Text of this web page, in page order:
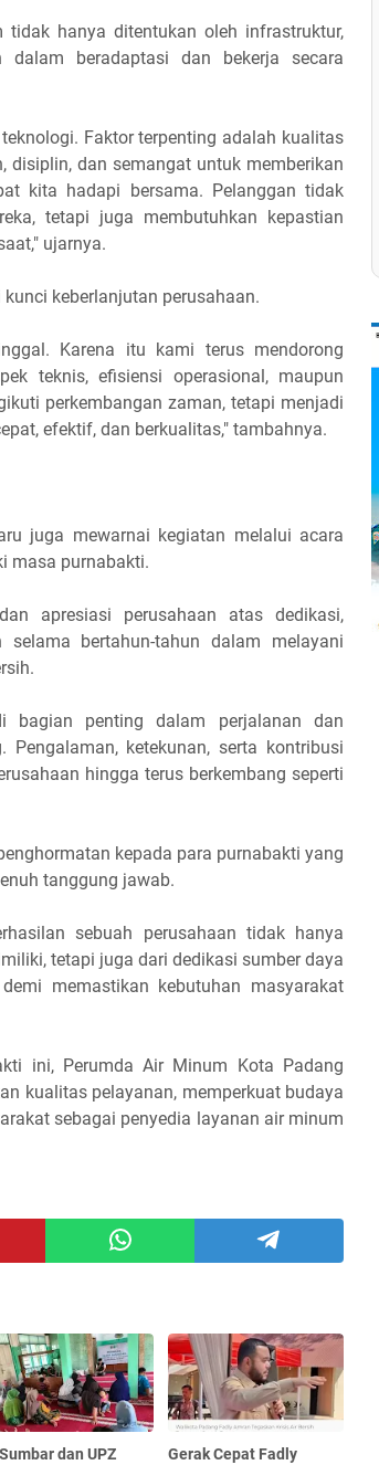
hanya ditentukan oleh infrastruktur,
beradaptasi dan bekerja secara
Faktor terpenting adalah kualitas
disiplin, dan semangat untuk memberikan
kita hadapi bersama. Pelanggan tidak
tetapi juga membutuhkan kepastian
ujarnya.
keberlanjutan perusahaan.
Karena itu kami terus mendorong
teknis, efisiensi operasional, maupun
perkembangan zaman, tetapi menjadi
efektif, dan berkualitas," tambahnya.
juga mewarnai kegiatan melalui acara
masa purnabakti.
apresiasi perusahaan atas dedikasi,
bertahun-tahun dalam melayani
bagian penting dalam perjalanan dan
ketekunan, serta kontribusi
hingga terus berkembang seperti
kepada para purnabakti yang
tanggung jawab.
sebuah perusahaan tidak hanya
tetapi juga dari dedikasi sumber daya
memastikan kebutuhan masyarakat
ini, Perumda Air Minum Kota Padang
kualitas pelayanan, memperkuat budaya
sebagai penyedia layanan air minum
dan UPZ Gerak Cepat Fadly